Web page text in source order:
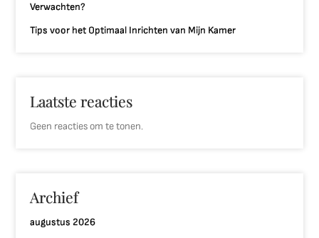
Verwachten?
Tips voor het Optimaal Inrichten van Mijn Kamer
Laatste reacties
Geen reacties om te tonen.
Archief
augustus 2026